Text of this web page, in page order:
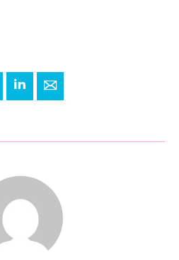
PinterestLinkedInE-mail